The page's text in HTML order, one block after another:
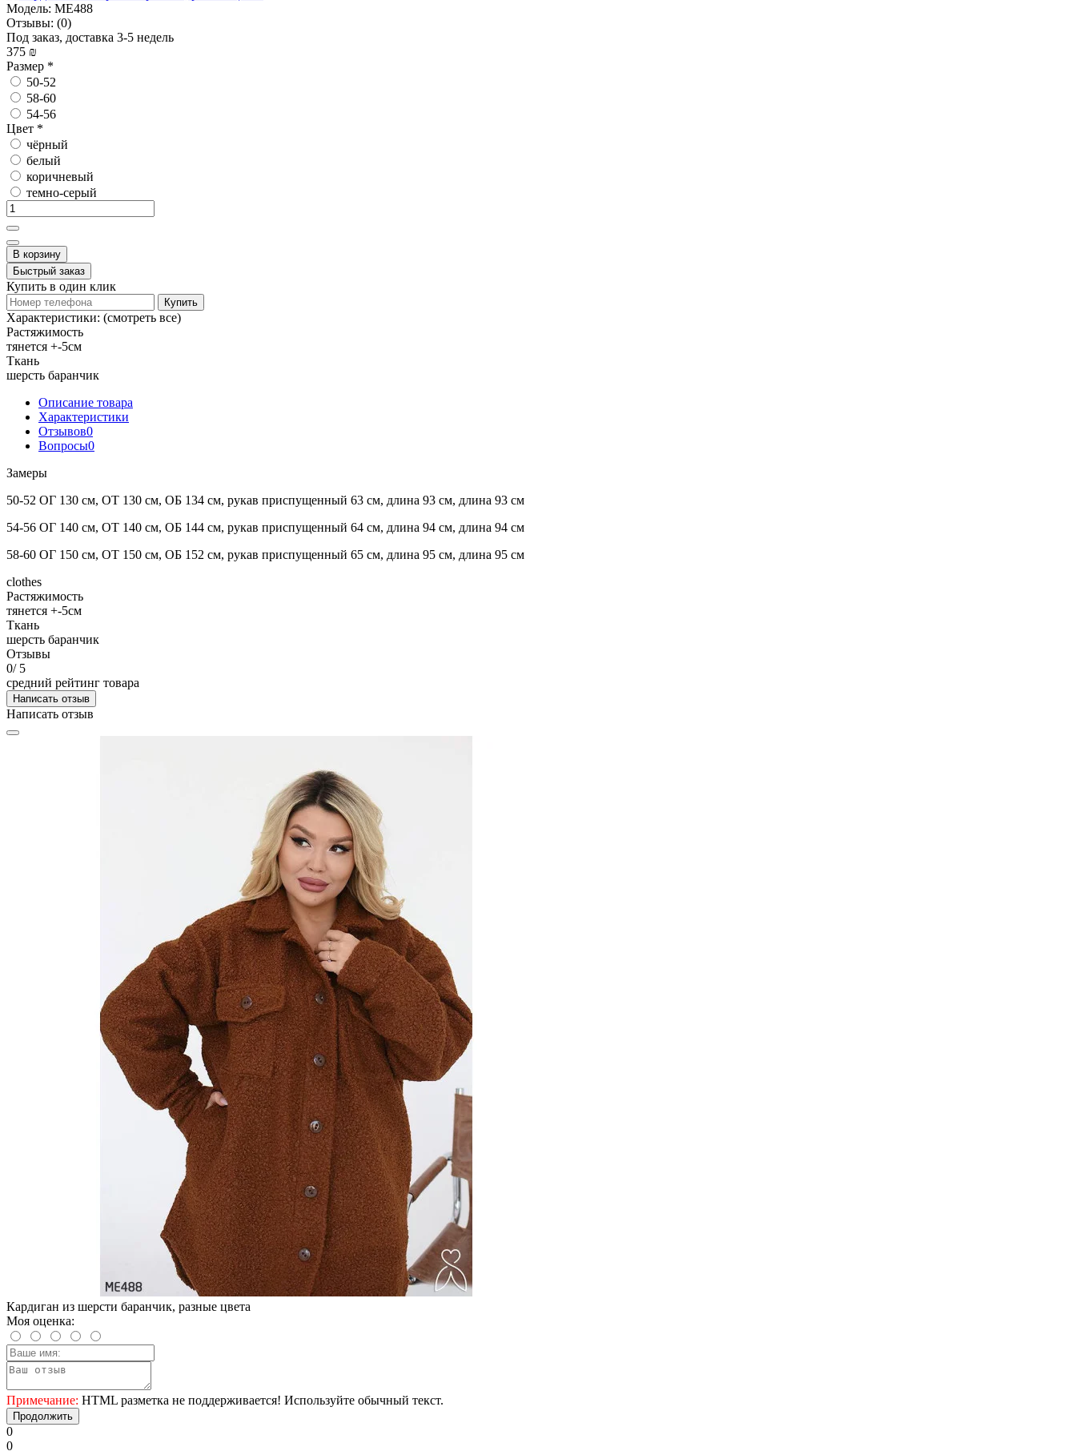
Модель: ME488
Отзывы: (0)
Под заказ, доставка 3-5 недель
375 ₪
Размер *
50-52
58-60
54-56
Цвет *
чёрный
белый
коричневый
темно-серый
В корзину
Быстрый заказ
Купить в один клик
Купить
Характеристики: (смотреть все)
Растяжимость
тянется +-5см
Ткань
шерсть баранчик
Описание товара
Характеристики
Отзывов0
Вопросы0
Замеры
50-52 ОГ 130 см, ОТ 130 см, ОБ 134 см, рукав приспущенный 63 см, длина 93 см, длина 93 см
54-56 ОГ 140 см, ОТ 140 см, ОБ 144 см, рукав приспущенный 64 см, длина 94 см, длина 94 см
58-60 ОГ 150 см, ОТ 150 см, ОБ 152 см, рукав приспущенный 65 см, длина 95 см, длина 95 см
clothes
Растяжимость
тянется +-5см
Ткань
шерсть баранчик
Отзывы
0/ 5
средний рейтинг товара
Написать отзыв
Написать отзыв
Кардиган из шерсти баранчик, разные цвета
Моя оценка:
Примечание: HTML разметка не поддерживается! Используйте обычный текст.
Продолжить
0
0